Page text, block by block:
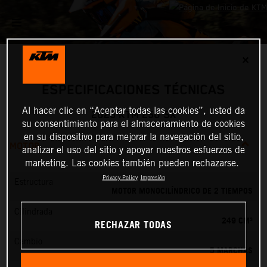
2026 KTM 250 SX
MOTOR
5 MARCHAS
Al hacer clic en “Aceptar todas las cookies”, usted da
su consentimiento para el almacenamiento de cookies
en su dispositivo para mejorar la navegación del sitio,
analizar el uso del sitio y apoyar nuestros esfuerzos de
marketing. Las cookies también pueden rechazarse.
Privacy Policy Impresión
RECHAZAR TODAS